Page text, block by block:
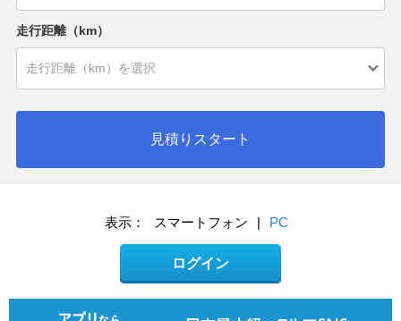
走行距離（km）
見積りスタート
表示： スマートフォン | PC
ログイン